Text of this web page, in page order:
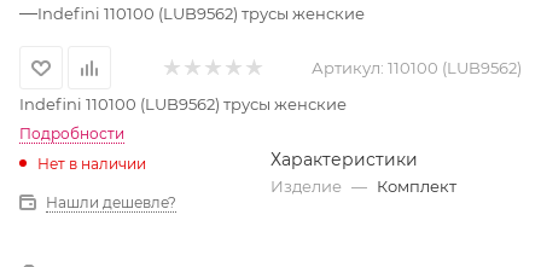
—Indefini 110100 (LUB9562) трусы женские
Артикул: 110100 (LUB9562)
Indefini 110100 (LUB9562) трусы женские
Подробности
Нет в наличии
Нашли дешевле?
Характеристики
Изделие — Комплект